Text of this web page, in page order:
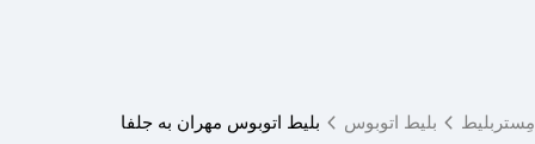
مِستربلیط بلیط اتوبوس بلیط اتوبوس مهران به جلفا